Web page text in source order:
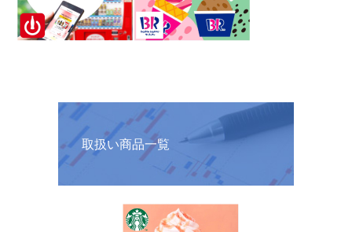
取扱い商品一覧